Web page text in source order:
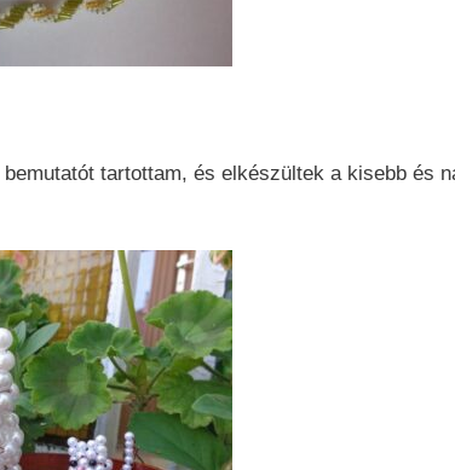
tartottam, és elkészültek a kisebb és